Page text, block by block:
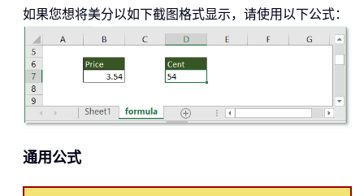
如果您想将美分以如下截图格式显示，请使用以下公式：
通用公式